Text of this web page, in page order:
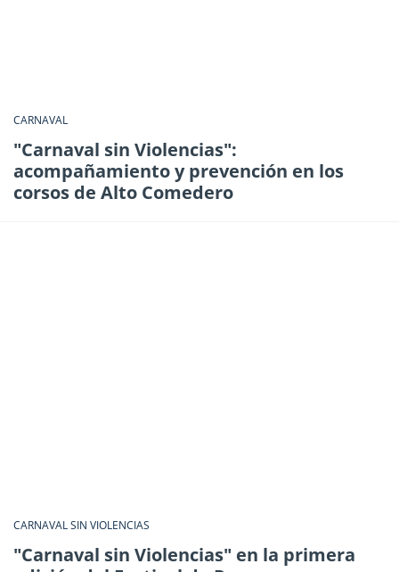
CARNAVAL
"Carnaval sin Violencias":
acompañamiento y prevención en los
corsos de Alto Comedero
CARNAVAL SIN VIOLENCIAS
"Carnaval sin Violencias" en la primera